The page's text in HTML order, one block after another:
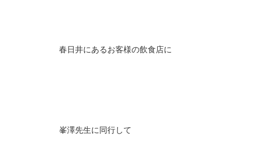
春日井にあるお客様の飲食店に
峯澤先生に同行して